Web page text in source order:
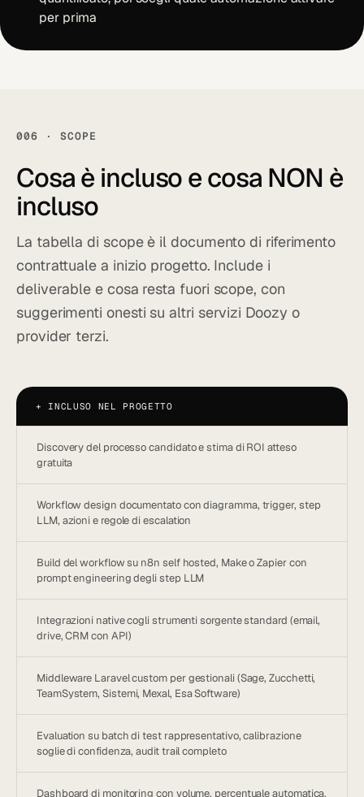
per prima
006 · SCOPE
Cosa è inclusoe cosa NON è
incluso
La tabella di scope è il documento di riferimento
contrattuale a inizio progetto. Include i
deliverable e cosa resta fuori scope, con
suggerimenti onesti su altri servizi Doozy o
provider terzi.
+ INCLUSO NEL PROGETTO
Discovery del processo candidato e stima di ROI atteso
gratuita
Workflow design documentato con diagramma, trigger, step
LLM, azioni e regole di escalation
Build del workflow su n8n self hosted, Make o Zapier con
prompt engineering degli step LLM
Integrazioni native cogli strumenti sorgente standard (email,
drive, CRM con API)
Middleware Laravel custom per gestionali (Sage, Zucchetti,
TeamSystem, Sistemi, Mexal, Esa Software)
Evaluation su batch di test rappresentativo, calibrazione
soglie di confidenza, audit trail completo
Dashboard di monitoring con volume, percentuale automatica,